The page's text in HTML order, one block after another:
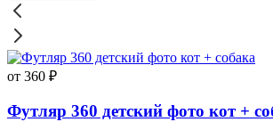
от 360 ₽
Футляр 360 детский фото кот +